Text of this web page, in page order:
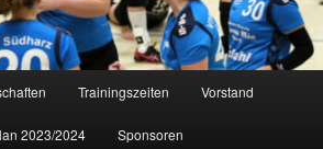
Trainingszeiten Vorstand
2023/2024 Sponsoren